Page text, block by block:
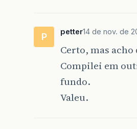
P petter14 de nov. de
Certo, mas acho
Compilei em
fundo.
Valeu.